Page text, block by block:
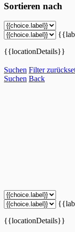
Sortieren nach
{{locationDetails}}
Suchen Filter
Suchen Back
{{locationDetails}}